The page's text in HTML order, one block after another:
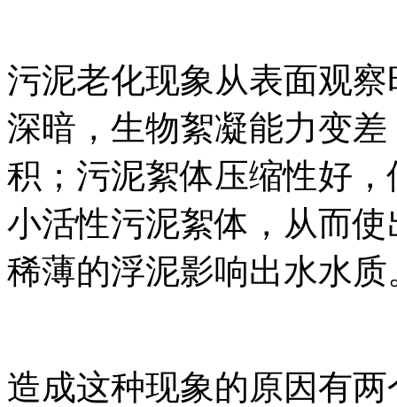
污泥老化现象从表面观
深暗，生物絮凝能力变
积；污泥絮体压缩性好
小活性污泥絮体，从而
稀薄的浮泥影响出水水质
造成这种现象的原因有